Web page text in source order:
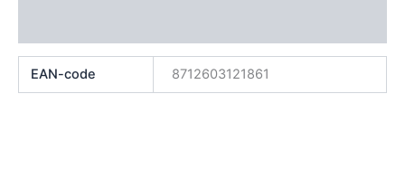
EAN-code 8712603121861